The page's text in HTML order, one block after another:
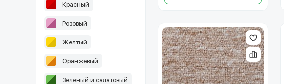
Красный
Розовый
Желтый
Оранжевый
Зеленый и салатовый